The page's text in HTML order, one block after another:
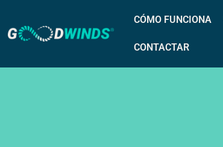
CÓMO FUNCIONA
CONTACTAR